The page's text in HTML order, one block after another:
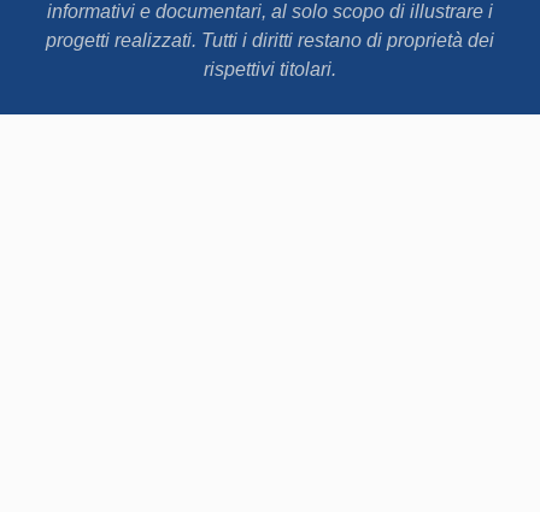
informativi e documentari, al solo scopo di illustrare i
progetti realizzati. Tutti i diritti restano di proprietà dei
rispettivi titolari.